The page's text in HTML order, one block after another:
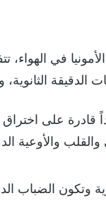
في
الثانوية،
قادرة على
والأوعية
وتكون الضباب